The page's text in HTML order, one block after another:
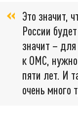
Это значит,
России
значит –
к ОМС,
пяти лет. И
очень много